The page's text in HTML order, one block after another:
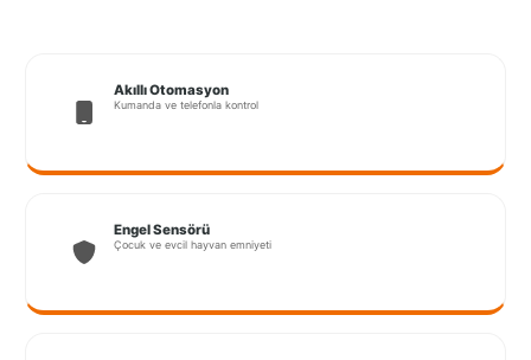
Akıllı Otomasyon
Kumanda ve telefonla kontrol
Engel Sensörü
Çocuk ve evcil hayvan emniyeti
Manisa
Port